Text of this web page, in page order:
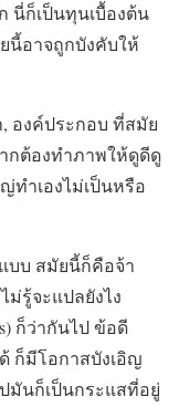
นี่ก็เป็นทุนเบื้องต้น
นี้อาจถูกบังคับให้
องค์ประกอบ ที่สมัย
ากต้องทำภาพให้ดูดีดู
ทำเองไม่เป็นหรือ
บบ สมัยนี้ก็คือจ้า
ม่รู้จะแปลยังไง
ก็ว่ากันไป ข้อดี
ก็มีโอกาสบังเอิญ
มันก็เป็นกระแสที่อยู่